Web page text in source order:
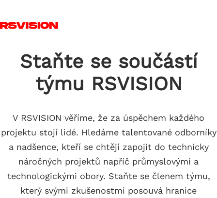
Staňte se součástí
týmu RSVISION
V RSVISION věříme, že za úspěchem každého
projektu stojí lidé. Hledáme talentované odborníky
a nadšence, kteří se chtějí zapojit do technicky
náročných projektů napříč průmyslovými a
technologickými obory. Staňte se členem týmu,
který svými zkušenostmi posouvá hranice